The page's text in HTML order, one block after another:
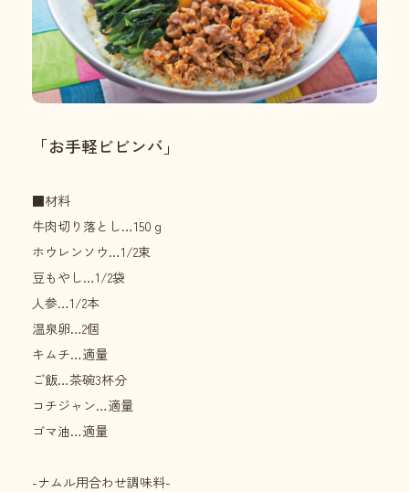
「お手軽ビビンバ」
■材料
牛肉切り落とし…150ｇ
ホウレンソウ…1/2束
豆もやし…1/2袋
人参…1/2本
温泉卵…2個
キムチ…適量
ご飯…茶碗3杯分
コチジャン…適量
ゴマ油…適量
-ナムル用合わせ調味料-